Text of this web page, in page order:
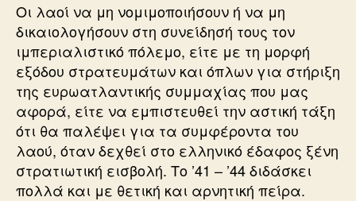
Οι λαοί να μη νομιμοποιήσουν ή να μη
δικαιολογήσουν στη συνείδησή τους τον
ιμπεριαλιστικό πόλεμο, είτε με τη μορφή
εξόδου στρατευμάτων και όπλων για στήριξη
της ευρωατλαντικής συμμαχίας που μας
αφορά, είτε να εμπιστευθεί την αστική τάξη
ότι θα παλέψει για τα συμφέροντα του
λαού, όταν δεχθεί στο ελληνικό έδαφος ξένη
στρατιωτική εισβολή. Το ’41 – ’44 διδάσκει
πολλά και με θετική και αρνητική πείρα.